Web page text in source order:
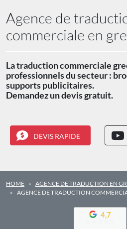
Agence de
commerciale en
La traduction commerciale
professionnels du secteur :
supports publicitaires.
Demandez un devis gratuit.
DEVIS RAPIDE
HOME
AGENCE DE TRADUCTION EN
AGENCE DE TRADUCTION
4,7